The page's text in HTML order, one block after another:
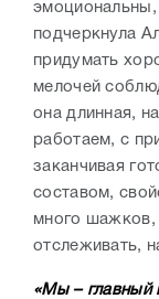
эмоциональны,
подчеркнула
придумать
мелочей
она длинная,
работаем, с
заканчивая
составом,
много шажков,
отслеживать,
«Мы – главный